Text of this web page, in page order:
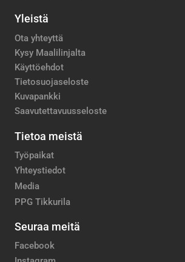
Yleistä
Ota yhteyttä
Kysy Maalilinjalta
Käyttöehdot
Tietosuojaseloste
Kuvapankki
Saavutettavuusseloste
Tietoa meistä
Työpaikat
Yhteystiedot
Media
PPG Tikkurila
Seuraa meitä
Facebook